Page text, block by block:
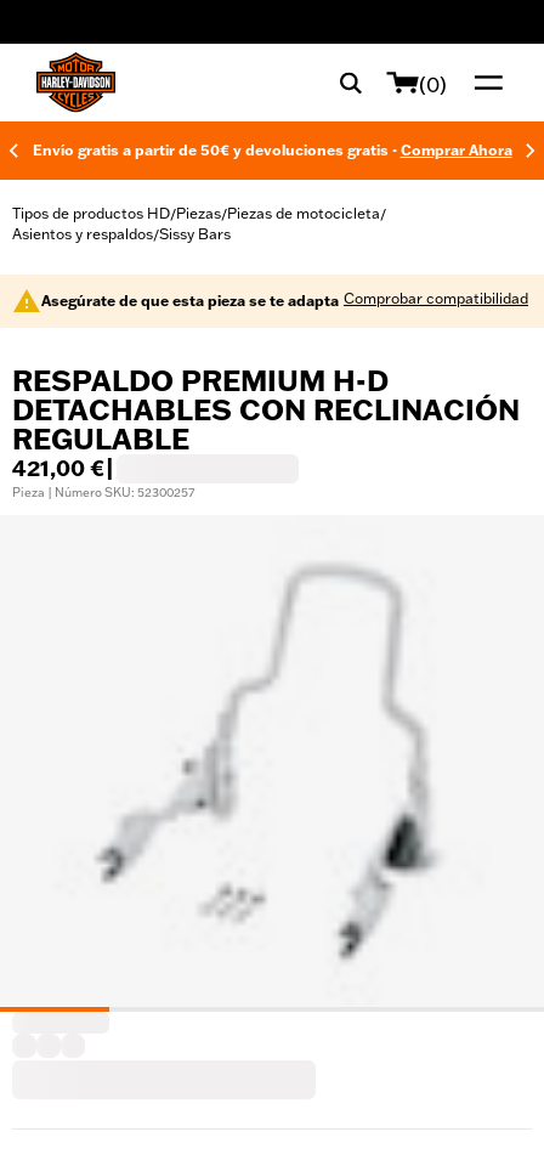
(0)
Envío gratis a partir de 50€ y devoluciones gratis - Comprar Ahora
Tipos de productos HD/Piezas/Piezas de motocicleta/
Asientos y respaldos/Sissy Bars
Asegúrate de que esta pieza se te adapta Comprobar compatibilidad
RESPALDO PREMIUM H-D
DETACHABLES CON RECLINACIÓN
REGULABLE
421,00 €
Pieza | Número SKU: 52300257